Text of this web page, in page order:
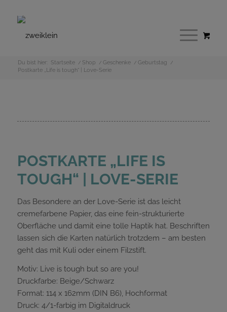
Du bist hier: Startseite / Shop / Geschenke / Geburtstag
/
Postkarte „Life is tough“ | Love-Serie
POSTKARTE „LIFE IS
TOUGH“ | LOVE-SERIE
Das Besondere an der Love-Serie ist das leicht
cremefarbene Papier, das eine fein-strukturierte
Oberfläche und damit eine tolle Haptik hat. Beschriften
lassen sich die Karten natürlich trotzdem – am besten
geht das mit Kuli oder einem Filzstift.
Motiv: Live is tough but so are you!
Druckfarbe: Beige/Schwarz
Format: 114 x 162mm (DIN B6), Hochformat
Druck: 4/1-farbig im Digitaldruck